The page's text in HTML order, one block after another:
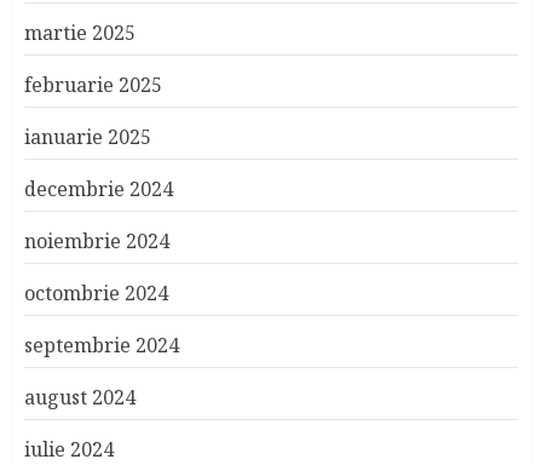
martie 2025
februarie 2025
ianuarie 2025
decembrie 2024
noiembrie 2024
octombrie 2024
septembrie 2024
august 2024
iulie 2024